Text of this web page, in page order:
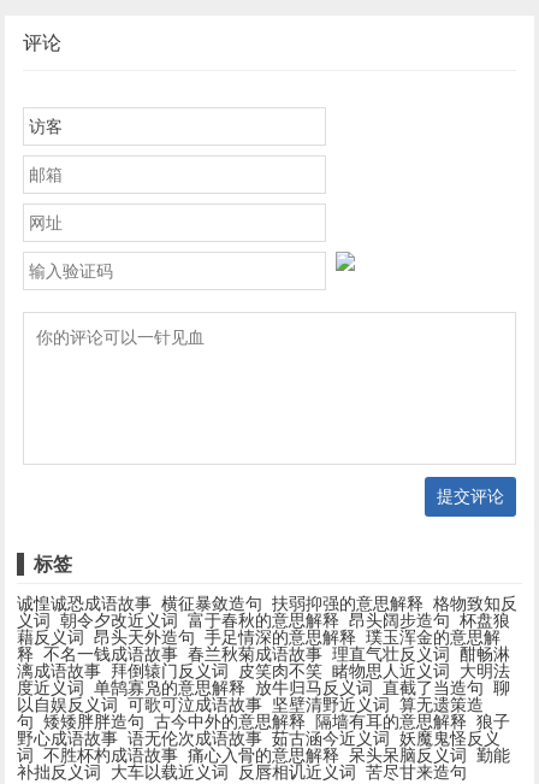
评论
提交评论
标签
诚惶诚恐成语故事 横征暴敛造句 扶弱抑强的意思解释
格物致知反
义词
朝令夕改近义词 富于春秋的意思解释 昂头阔步造句
杯盘狼
藉反义词
昂头天外造句 手足情深的意思解释
璞玉浑金的意思解
释
不名一钱成语故事 春兰秋菊成语故事 理直气壮反义词
酣畅淋
漓成语故事 拜倒辕门反义词 皮笑肉不笑 睹物思人近义词
大明法
度近义词
单鹄寡凫的意思解释 放牛归马反义词 直截了当造句
聊
以自娱反义词
可歌可泣成语故事 坚壁清野近义词
算无遗策造
句
矮矮胖胖造句 古今中外的意思解释 隔墙有耳的意思解释
狼子
野心成语故事 语无伦次成语故事 茹古涵今近义词
妖魔鬼怪反义
词
不胜杯杓成语故事 痛心入骨的意思解释 呆头呆脑反义词
勤能
补拙反义词
大车以载近义词 反唇相讥近义词 苦尽甘来造句